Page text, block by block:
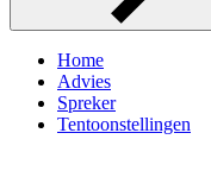
Home
Advies
Spreker
Tentoonstellingen